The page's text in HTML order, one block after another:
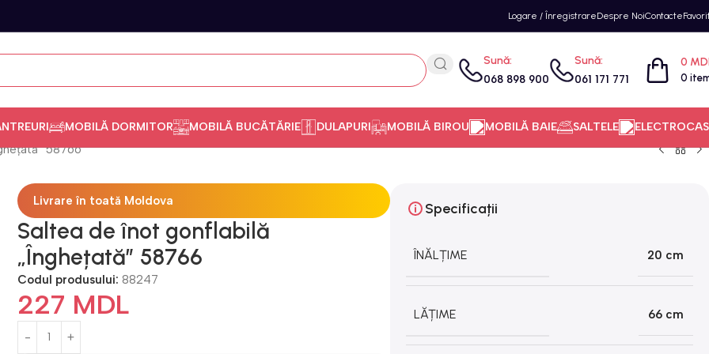
Logare / ÎnregistrareDespre NoiContacte
Sună:
068 898 900
Sună:
061 171 771 0
0
MOBILĂ DORMITOR MOBILĂ BUCĂTĂRIE DULAPURI MOBILĂ BIROU MOBILĂ BAIE SALTELE
58766
Livrare în toată Moldova
Saltea de înot gonflabilă
„Înghețată” 58766
Codul produsului: 88247
227 MDL
Specificații
ÎNĂLȚIME 20 cm
LĂȚIME 66 cm